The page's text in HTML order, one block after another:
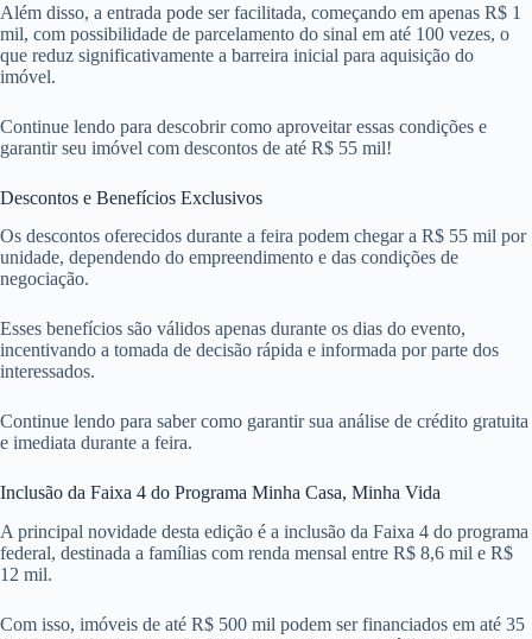
Além disso, a entrada pode ser facilitada, começando em apenas R$ 1
mil, com possibilidade de parcelamento do sinal em até 100 vezes, o
que reduz significativamente a barreira inicial para aquisição do
imóvel.
Continue lendo para descobrir como aproveitar essas condições e
garantir seu imóvel com descontos de até R$ 55 mil!
Descontos e Benefícios Exclusivos
Os descontos oferecidos durante a feira podem chegar a R$ 55 mil por
unidade, dependendo do empreendimento e das condições de
negociação.
Esses benefícios são válidos apenas durante os dias do evento,
incentivando a tomada de decisão rápida e informada por parte dos
interessados.
Continue lendo para saber como garantir sua análise de crédito gratuita
e imediata durante a feira.
Inclusão da Faixa 4 do Programa Minha Casa, Minha Vida
A principal novidade desta edição é a inclusão da Faixa 4 do programa
federal, destinada a famílias com renda mensal entre R$ 8,6 mil e R$
12 mil.
Com isso, imóveis de até R$ 500 mil podem ser financiados em até 35